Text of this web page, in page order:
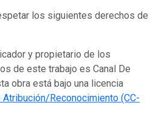
los siguientes derechos de
y propietario de los
de este trabajo es Canal De
obra está bajo una licencia
Reconocimiento (CC-